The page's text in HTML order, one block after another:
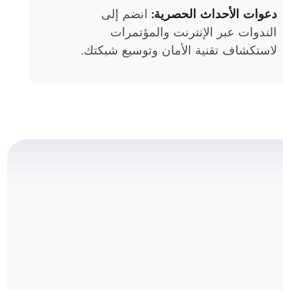
دعوات الأحداث الحصرية: انضم إلى
الندوات عبر الإنترنت والمؤتمرات
لاستكشاف تقنية الأمان وتوسيع شبكتك.